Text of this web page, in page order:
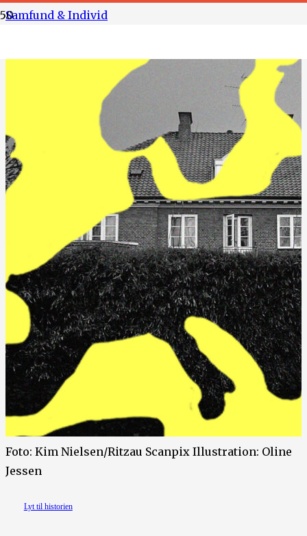
Samfund & Individ
Foto: Kim Nielsen/Ritzau Scanpix Illustration: Oline
Jessen
Lyt til historien